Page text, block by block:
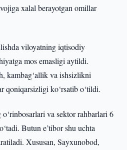
xalal berayotgan omillar
viloyatning iqtisodiy
mos emasligi aytildi.
kambag‘allik va ishsizlikni
qoniqarsizligi ko‘rsatib o‘tildi.
va sektor rahbarlari 6
Butun e’tibor shu uchta
Xususan, Sayxunobod,